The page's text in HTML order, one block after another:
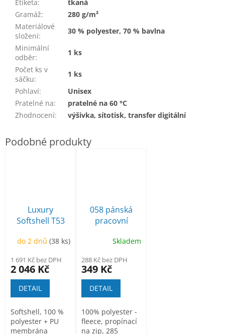
Etiketa:
tkaná
Gramáž:
280 g/m²
Materiálové
složení:
30 % polyester, 70 % bavlna
Minimální
odběr:
1 ks
Počet ks v
sáčku:
1 ks
Pohlaví:
Unisex
Pratelné na:
pratelné na 60 °C
Zhodnocení: výšivka, sítotisk, transfer digitální
Luxury
Softshell T53
bunda unisex
do 2 dnů(38 ks)
1 691 Kč bez DPH
2 046 Kč
DETAIL
Softshell, 100 %
polyester + PU
membrána
058 pánská
pracovní
Skladem
288 Kč bez DPH
349 Kč
DETAIL
100% polyester -
fleece, propínací
na zip, 285